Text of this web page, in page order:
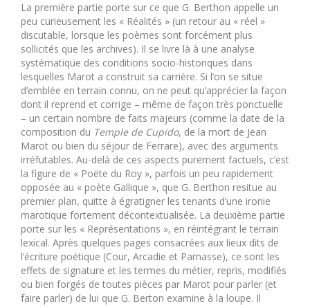
La première partie porte sur ce que G. Berthon appelle un
peu curieusement les « Réalités » (un retour au « réel »
discutable, lorsque les poèmes sont forcément plus
sollicités que les archives). Il se livre là à une analyse
systématique des conditions socio-historiques dans
lesquelles Marot a construit sa carrière. Si l’on se situe
d’emblée en terrain connu, on ne peut qu’apprécier la façon
dont il reprend et corrige – même de façon très ponctuelle
– un certain nombre de faits majeurs (comme la date de la
composition du Temple de Cupido, de la mort de Jean
Marot ou bien du séjour de Ferrare), avec des arguments
irréfutables. Au-delà de ces aspects purement factuels, c’est
la figure de « Poëte du Roy », parfois un peu rapidement
opposée au « poète Gallique », que G. Berthon resitue au
premier plan, quitte à égratigner les tenants d’une ironie
marotique fortement décontextualisée. La deuxième partie
porte sur les « Représentations », en réintégrant le terrain
lexical. Après quelques pages consacrées aux lieux dits de
l’écriture poétique (Cour, Arcadie et Parnasse), ce sont les
effets de signature et les termes du métier, repris, modifiés
ou bien forgés de toutes pièces par Marot pour parler (et
faire parler) de lui que G. Berton examine à la loupe. Il